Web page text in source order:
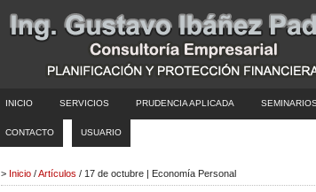
INICIO SERVICIOS PRUDENCIA APLICADA SEMINARIOS
CONTACTO USUARIO
> Inicio /Artículos / 17 de octubre | Economía Personal